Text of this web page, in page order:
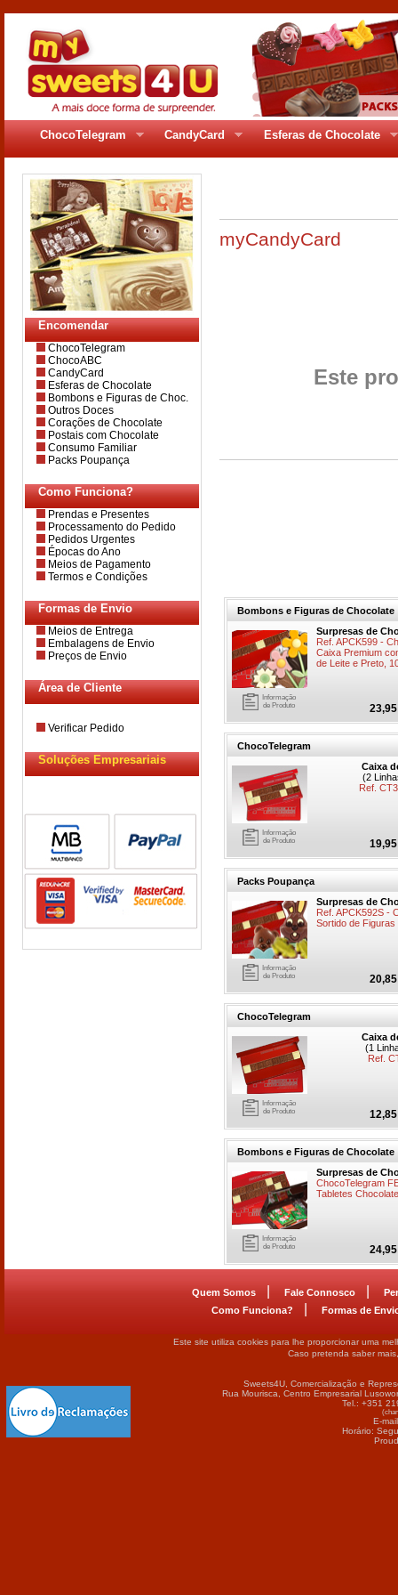
ChocoTelegram CandyCard Esferas de Chocolate
Encomendar
ChocoTelegram
ChocoABC
CandyCard
Esferas de Chocolate
Bombons e Figuras de Choc.
Outros Doces
Corações de Chocolate
Postais com Chocolate
Consumo Familiar
Packs Poupança
Como Funciona?
Prendas e Presentes
Processamento do Pedido
Pedidos Urgentes
Épocas do Ano
Meios de Pagamento
Termos e Condições
Formas de Envio
Meios de Entrega
Embalagens de Envio
Preços de Envio
Área de Cliente
Verificar Pedido
Soluções Empresariais
myCandyCard
Este
Bombons e Figuras de Chocolate
Informação
de Produto
Surpresas de
Ref. APCK599 -
Caixa Premium
de Leite e Preto,
ChocoTelegram
Informação
de Produto
Caixa
(2
Ref.
Packs Poupança
Informação
de Produto
Surpresas de
Ref. APCK592S -
Sortido de
ChocoTelegram
Informação
de Produto
Caixa
(1
Ref.
Bombons e Figuras de Chocolate
Informação
de Produto
Surpresas de
ChocoTelegram
Tabletes
Quem Somos Fale Connosco
Como Funciona?
Formas de
Este site utiliza cookies para lhe proporcionar uma
Caso pretenda saber
Sweets4U, Comercialização e
Rua Mourisca, Centro Empresarial
Tel.: +351
E-
Horário: